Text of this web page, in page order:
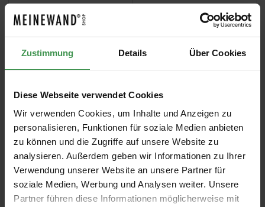
Zustimmung Details Über Cookies
Diese Webseite verwendet Cookies
Wir verwenden Cookies, um Inhalte und Anzeigen zu
personalisieren, Funktionen für soziale Medien anbieten
zu können und die Zugriffe auf unsere Website zu
analysieren. Außerdem geben wir Informationen zu Ihrer
Verwendung unserer Website an unsere Partner für
soziale Medien, Werbung und Analysen weiter. Unsere
Partner führen diese Informationen möglicherweise mit